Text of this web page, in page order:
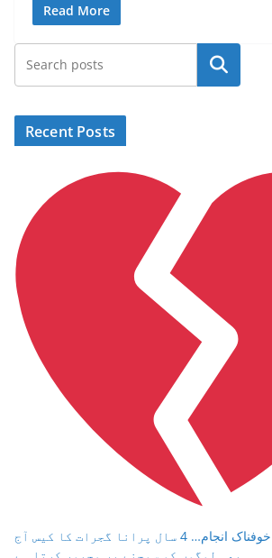
Read More
Search
Recent Posts
محبت، نفرت اور ایک خوفناک انجام… 4 سال پرانا گجرات کا کیس آج